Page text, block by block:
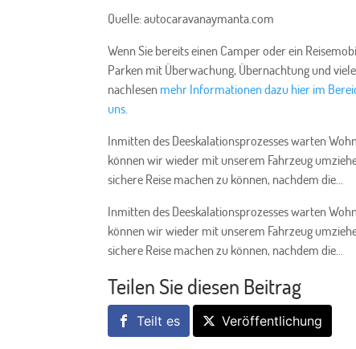
Quelle: autocaravanaymanta.com
Wenn Sie bereits einen Camper oder ein
Parken mit Überwachung, Übernachtung und
nachlesen mehr Informationen dazu hier im
uns
Inmitten des Deeskalationsprozesses warten
können wir wieder mit unserem Fahrzeug
sichere Reise machen zu können, nachdem die...
Inmitten des Deeskalationsprozesses warten
können wir wieder mit unserem Fahrzeug
sichere Reise machen zu können, nachdem die...
Teilen Sie diesen Beitrag
Teilt es Veröffentlichung